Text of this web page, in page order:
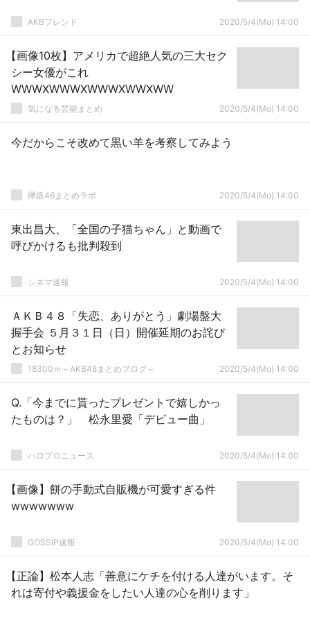
AKBフレンド 2020/5/4(Mo) 14:00
【画像10枚】アメリカで超絶人気の三大セク
シー女優がこれ
WWWXWWWXWWWXWWXWW
気になる芸能まとめ 2020/5/4(Mo) 14:00
今だからこそ改めて黒い羊を考察してみよう
欅坂46まとめラボ 2020/5/4(Mo) 14:00
東出昌大、「全国の子猫ちゃん」と動画で
呼びかけるも批判殺到
シネマ速報 2020/5/4(Mo) 14:00
ＡＫＢ４８「失恋、ありがとう」劇場盤大
握手会 ５月３１日（日）開催延期のお詫び
とお知らせ
18300ｍ～AKB48まとめブログ～ 2020/5/4(Mo) 14:00
Q.「今までに貰ったプレゼントで嬉しかっ
たものは？」 松永里愛「デビュー曲」
ハロプロニュース 2020/5/4(Mo) 14:00
【画像】餅の手動式自販機が可愛すぎる件
wwwwwww
GOSSIP速報 2020/5/4(Mo) 14:00
【正論】松本人志「善意にケチを付ける人達がいます。そ
れは寄付や義援金をしたい人達の心を削ります」